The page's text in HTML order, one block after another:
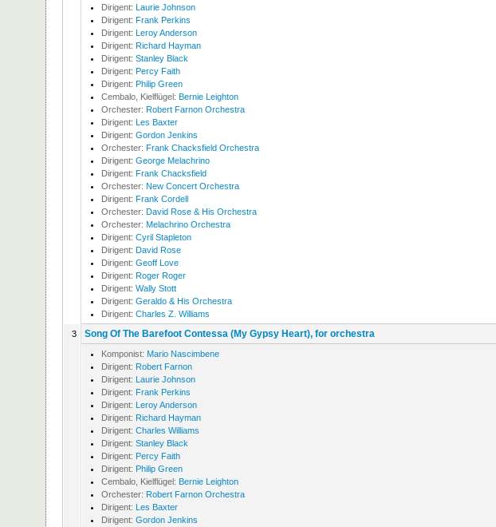
Dirigent: Laurie Johnson
Dirigent: Frank Perkins
Dirigent: Leroy Anderson
Dirigent: Richard Hayman
Dirigent: Stanley Black
Dirigent: Percy Faith
Dirigent: Philip Green
Cembalo, Kielflügel: Bernie Leighton
Orchester: Robert Farnon Orchestra
Dirigent: Les Baxter
Dirigent: Gordon Jenkins
Orchester: Frank Chacksfield Orchestra
Dirigent: George Melachrino
Dirigent: Frank Chacksfield
Orchester: New Concert Orchestra
Dirigent: Frank Cordell
Orchester: David Rose & His Orchestra
Orchester: Melachrino Orchestra
Dirigent: Cyril Stapleton
Dirigent: David Rose
Dirigent: Geoff Love
Dirigent: Roger Roger
Dirigent: Wally Stott
Dirigent: Geraldo & His Orchestra
Dirigent: Charles Z. Williams
3 Song Of The Barefoot Contessa (My Gypsy Heart), for orchestra
Komponist: Mario Nascimbene
Dirigent: Robert Farnon
Dirigent: Laurie Johnson
Dirigent: Frank Perkins
Dirigent: Leroy Anderson
Dirigent: Richard Hayman
Dirigent: Charles Williams
Dirigent: Stanley Black
Dirigent: Percy Faith
Dirigent: Philip Green
Cembalo, Kielflügel: Bernie Leighton
Orchester: Robert Farnon Orchestra
Dirigent: Les Baxter
Dirigent: Gordon Jenkins